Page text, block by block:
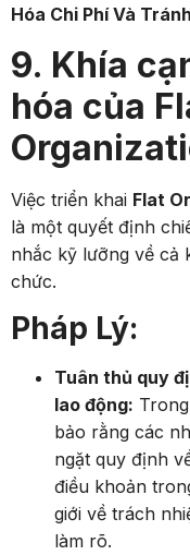
Hóa Chi Phí Và
9. Khía
hóa của
Việc triển khai Flat
là một quyết định
nhắc kỹ lưỡng về cả
chức.
Pháp Lý:
Tuân thủ quy
lao động:
bảo rằng các
ngặt quy định
điều khoản
giới về trách
làm rõ.